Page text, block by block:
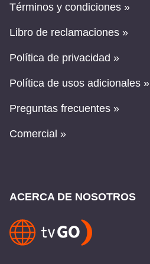
Términos y condiciones »
Libro de reclamaciones »
Política de privacidad »
Política de usos adicionales »
Preguntas frecuentes »
Comercial »
ACERCA DE NOSOTROS